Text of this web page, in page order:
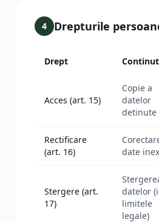
4 Drepturile
Drept Continut
Acces (art. 15)
Copie a
datelor
detinute
Rectificare
(art. 16)
date
Stergere (art.
17)
datelor
limitele
legale)